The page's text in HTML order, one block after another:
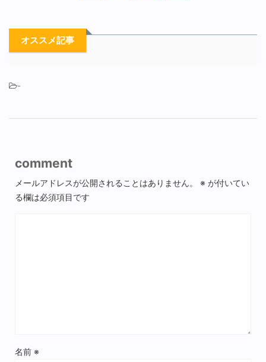
オススメ記事
-
comment
メールアドレスが公開されることはありません。 ※ が付いてい
る欄は必須項目です
名前 ※